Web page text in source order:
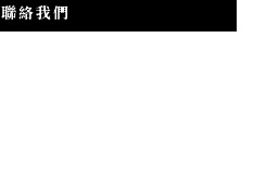
聯絡我們